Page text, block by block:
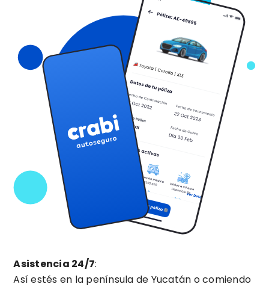
Asistencia 24/7:
Así estés en la península de Yucatán o comiendo